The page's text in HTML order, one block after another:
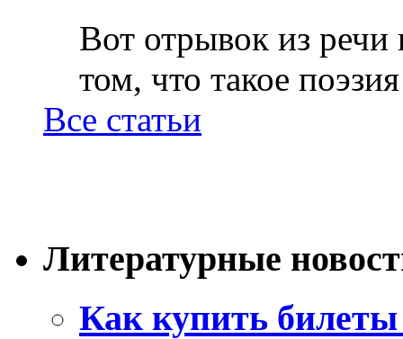
Вот отрывок из
том, что такое
Все статьи
Литературные
Как купить билеты